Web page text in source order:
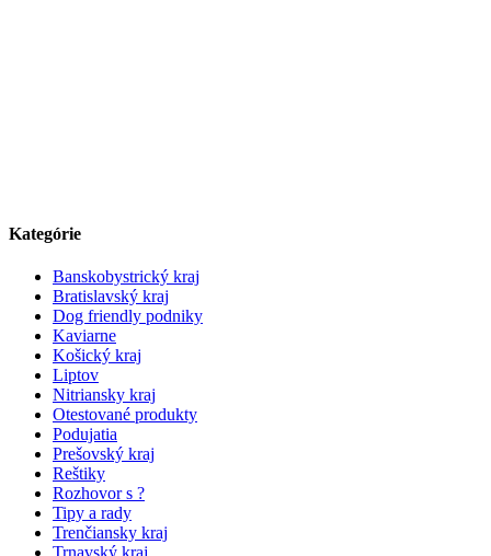
Kategórie
Banskobystrický kraj
Bratislavský kraj
Dog friendly podniky
Kaviarne
Košický kraj
Liptov
Nitriansky kraj
Otestované produkty
Podujatia
Prešovský kraj
Reštiky
Rozhovor s ?
Tipy a rady
Trenčiansky kraj
Trnavský kraj